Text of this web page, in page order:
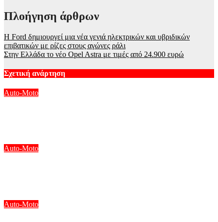
Πλοήγηση άρθρων
H Ford δημιουργεί μια νέα γενιά ηλεκτρικών και υβριδικών
επιβατικών με ρίζες στους αγώνες ράλι
Στην Ελλάδα το νέο Opel Astra με τιμές από 24.900 ευρώ
Σχετική ανάρτηση
Auto-Moto
Auto-Moto
Auto-Moto